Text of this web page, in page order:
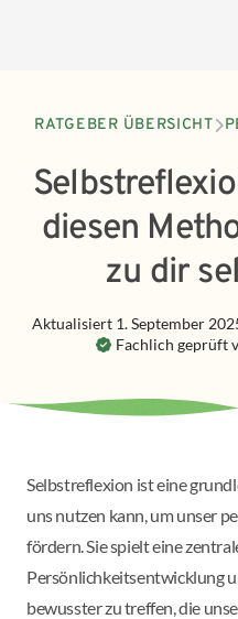
RATGEBER ÜBERSICHT
diesen
zu dir
Fachlich geprüft
Aktualisiert 1. September
Selbstreflexion ist eine
uns nutzen kann, um unser
fördern. Sie spielt eine
Persönlichkeitsentwicklung
bewusster zu treffen, die